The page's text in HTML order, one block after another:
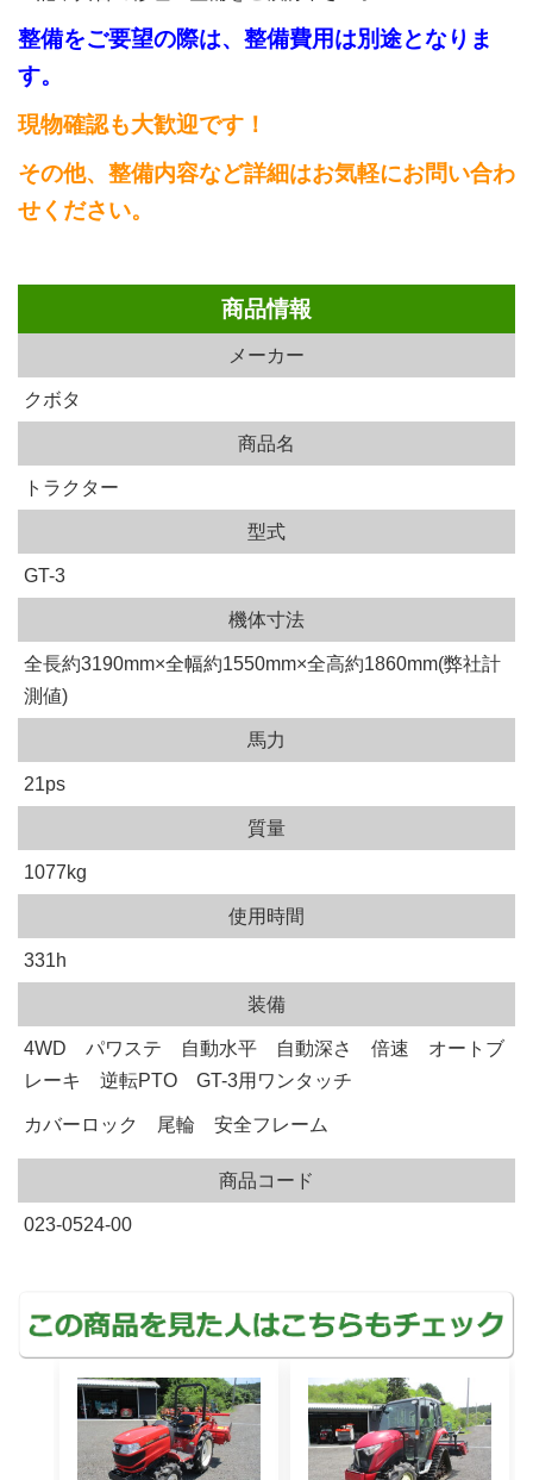
整備をご要望の際は、整備費用は別途となりま
す。
現物確認も大歓迎です！
その他、整備内容など詳細はお気軽にお問い合わ
せください。
商品情報
メーカー
クボタ
商品名
トラクター
型式
GT-3
機体寸法
全長約3190mm×全幅約1550mm×全高約1860mm(弊社計
測値)
馬力
21ps
質量
1077kg
使用時間
331h
装備
4WD パワステ 自動水平 自動深さ 倍速 オートブ
レーキ 逆転PTO GT-3用ワンタッチ
カバーロック 尾輪 安全フレーム
商品コード
023-0524-00